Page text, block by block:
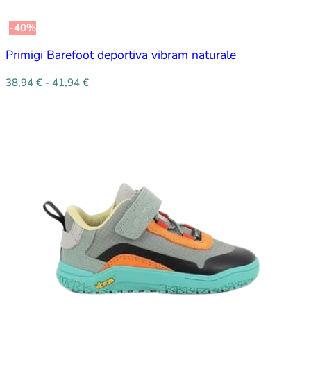
-40%
Primigi Barefoot deportiva vibram naturale
38,94 € - 41,94 €